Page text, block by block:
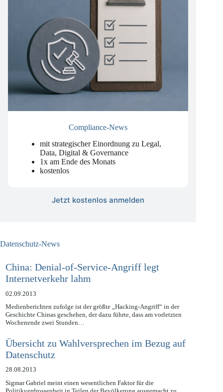
mit strategischer Einordnung zu Legal,
Data, Digital & Governance
1x am Ende des Monats
China: Denial-of-Service-Angriff legt
Internetverkehr lahm
02.09.2013
Medienberichten zufolge ist der größte „Hacking-Angriff“ in der
Geschichte Chinas geschehen, der dazu führte, dass am vorletzten
Übersicht zu Wahlversprechen im Bezug auf
Datenschutz
28.08.2013